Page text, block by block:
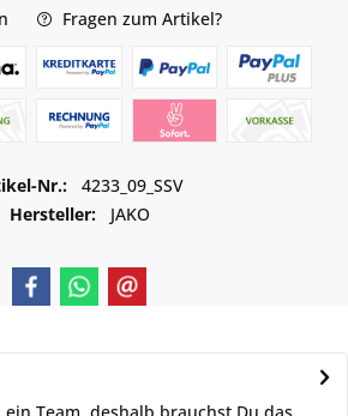
Fragen zum Artikel?
Nr.:
4233_09_SSV
Hersteller:
JAKO